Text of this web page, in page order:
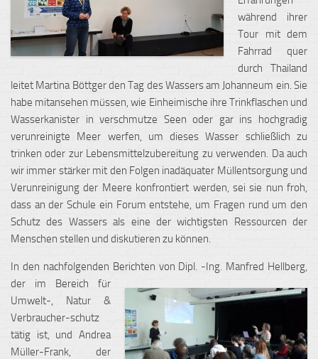
während ihrer
Tour mit dem
Fahrrad quer
durch Thailand
leitet Martina Böttger den Tag des Wassers am Johanneum ein. Sie
habe mitansehen müssen, wie Einheimische ihre Trinkflaschen und
Wasserkanister in verschmutze Seen oder gar ins hochgradig
verunreinigte Meer werfen, um dieses Wasser schließlich zu
trinken oder zur Lebensmittelzubereitung zu verwenden. Da auch
wir immer stärker mit den Folgen inadäquater Müllentsorgung und
Verunreinigung der Meere konfrontiert werden, sei sie nun froh,
dass an der Schule ein Forum entstehe, um Fragen rund um den
Schutz des Wassers als eine der wichtigsten Ressourcen der
Menschen stellen und diskutieren zu können.
In den nachfolgenden Berichten von Dipl. -Ing. Manfred Hellberg,
der im Bereich für
Umwelt-, Natur &
Verbraucher-schutz
tätig ist, und Andrea
Müller-Frank, der